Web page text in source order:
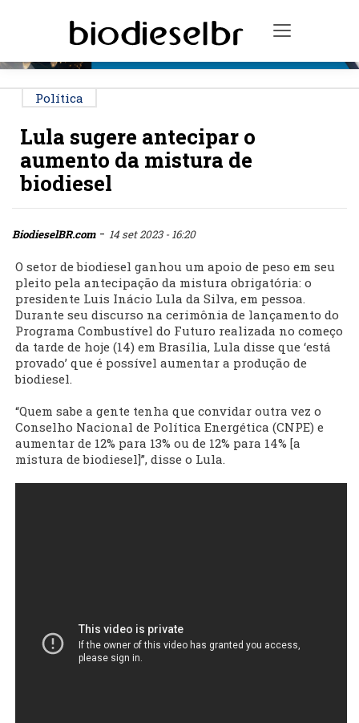
Toggle
Política
Lula sugere antecipar o
aumento da mistura de
biodiesel
BiodieselBR.com- 14 set 2023 - 16:20
O setor de biodiesel ganhou um apoio de peso em seu
pleito pela antecipação da mistura obrigatória: o
presidente Luis Inácio Lula da Silva, em pessoa.
Durante seu discurso na cerimônia de lançamento do
Programa Combustível do Futuro realizada no começo
da tarde de hoje (14) em Brasília, Lula disse que ‘está
provado’ que é possível aumentar a produção de
biodiesel.
“Quem sabe a gente tenha que convidar outra vez o
Conselho Nacional de Política Energética (CNPE) e
aumentar de 12% para 13% ou de 12% para 14% [a
mistura de biodiesel]”, disse o Lula.